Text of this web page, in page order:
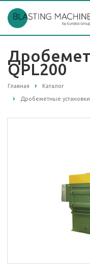
QPL200
Главная Каталог
Дробеметные